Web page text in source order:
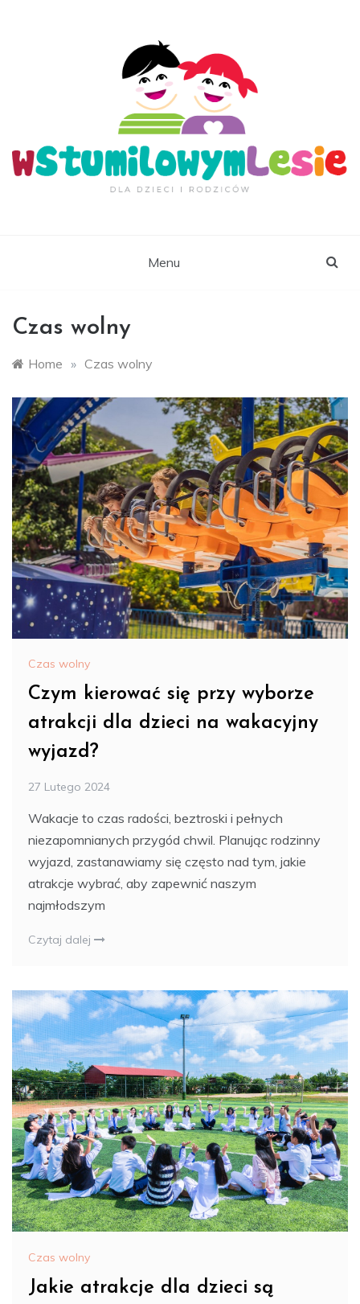
Menu
Czas wolny
Home » Czas wolny
Czas wolny
Czym kierować się przy wyborze
atrakcji dla dzieci na wakacyjny
wyjazd?
27 Lutego 2024
Wakacje to czas radości, beztroski i pełnych
niezapomnianych przygód chwil. Planując rodzinny
wyjazd, zastanawiamy się często nad tym, jakie
atrakcje wybrać, aby zapewnić naszym
najmłodszym
Czytaj dalej
Czas wolny
Jakie atrakcje dla dzieci są